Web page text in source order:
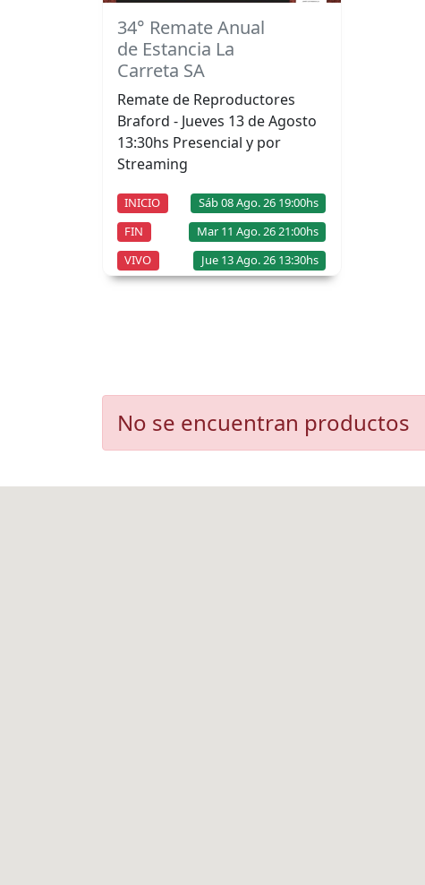
34° Remate Anual
de Estancia La
Carreta SA
Remate de Reproductores
Braford - Jueves 13 de Agosto
13:30hs Presencial y por
Streaming
INICIO
Sáb 08 Ago. 26 19:00hs
FIN
Mar 11 Ago. 26 21:00hs
VIVO
Jue 13 Ago. 26 13:30hs
No se encuentran productos